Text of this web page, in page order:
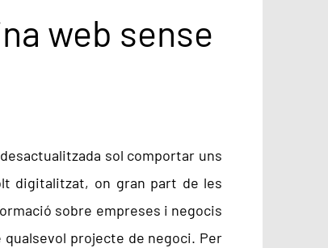
web sense
sol comportar uns
digitalitzat, on gran part de les
sobre empreses i negocis
projecte de negoci. Per